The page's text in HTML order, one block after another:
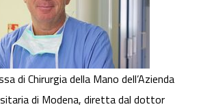
di Chirurgia della Mano dell’Azienda
di Modena, diretta dal dottor